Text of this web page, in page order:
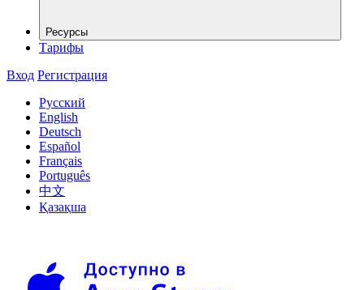
Ресурсы
Тарифы
Вход Регистрация
Русский
English
Deutsch
Español
Français
Português
中文
Қазақша